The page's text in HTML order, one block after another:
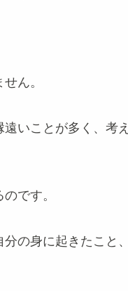
ん。
いことが多く、考
です。
の身に起きたこと